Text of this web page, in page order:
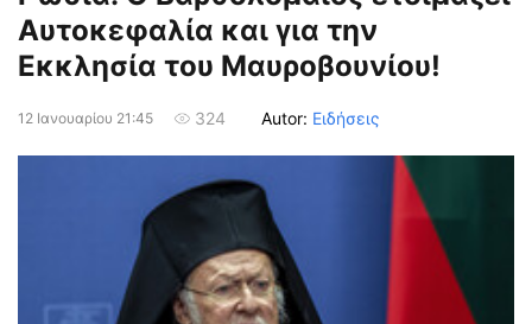
Αυτοκεφαλία και για την
Εκκλησία του Μαυροβουνίου!
12 Ιανουαρίου 21:45 324 Autor: Ειδήσεις